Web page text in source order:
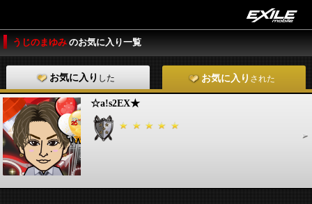
うじのまゆみ のお気に入り一覧
お気に入り した お気に入り された
☆a!s2EX★